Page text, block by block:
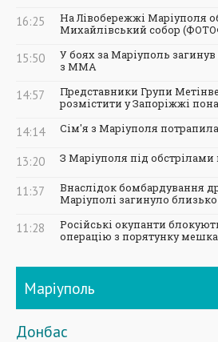
16:25
На Лівобережжі Маріуполя
Михайлівський собор
15:50
У боях за Маріуполь загинув
з ММА
14:57
Представники Групи
розмістити у Запоріжжі
14:14 Сім'я з Маріуполя
13:20 З Маріуполя під
11:37
Внаслідок бомбардування
Маріуполі загинуло
11:28
Російські окупанти
операцію з порятунку
Маріуполь
Донбас